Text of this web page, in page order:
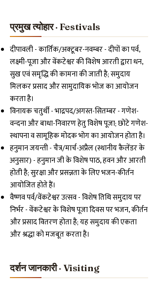
प्रमुख त्योहार · Festivals
दीपावली - कार्तिक/अक्टूबर-नवम्बर - दीपों का पर्व,
लक्ष्मी-पूजा और वेंकटेश्वर की विशेष आरती द्वारा धन,
सुख एवं समृद्धि की कामना की जाती है; समुदाय
मिलकर प्रसाद और सामुदायिक भोज का आयोजन
करता है।
विनायक चतुर्थी - भाद्रपद/अगस्त-सितम्बर - गणेश-
वन्दना और बाधा-निवारण हेतु विशेष पूजा; छोटे गणेश-
स्थापना व सामूहिक मोदक भोग का आयोजन होता है।
हनुमान जयन्ती - चैत्र/मार्च-अप्रैल (स्थानीय कैलेंडर के
अनुसार) - हनुमान जी के विशेष पाठ, हवन और आरती
होती है; सुरक्षा और प्रसन्नता के लिए भजन-कीर्तन
आयोजित होते हैं।
वैष्णव पर्व/वेंकटेश्वर उत्सव - विशेष तिथि समुदाय पर
निर्भर - वेंकटेश्वर के विशेष पूजा दिवस पर भजन, कीर्तन
और प्रसाद वितरण होता है; यह समुदाय की एकता
और श्रद्धा को मजबूत करता है।
दर्शन जानकारी · Visiting